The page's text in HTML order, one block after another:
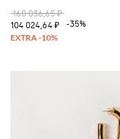
160 036,65 ₽
104 024,64 ₽
-35%